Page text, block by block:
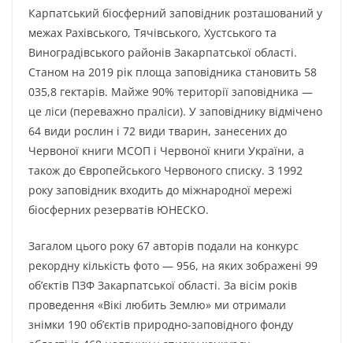
Карпатський біосферний заповідник розташований у
межах Рахівського, Тячівського, Хустського та
Виноградівського районів Закарпатської області.
Станом на 2019 рік площа заповідника становить 58
035,8 гектарів. Майже 90% території заповідника —
це ліси (переважно праліси). У заповіднику відмічено
64 види рослин і 72 види тварин, занесених до
Червоної книги МСОП і Червоної книги України, а
також до Європейського Червоного списку. З 1992
року заповідник входить до міжнародної мережі
біосферних резерватів ЮНЕСКО.
Загалом цього року 67 авторів подали на конкурс
рекордну кількість фото — 956, на яких зображені 99
об’єктів ПЗФ Закарпатської області. За вісім років
проведення «Вікі любить Землю» ми отримали
знімки 190 об’єктів природно-заповідного фонду